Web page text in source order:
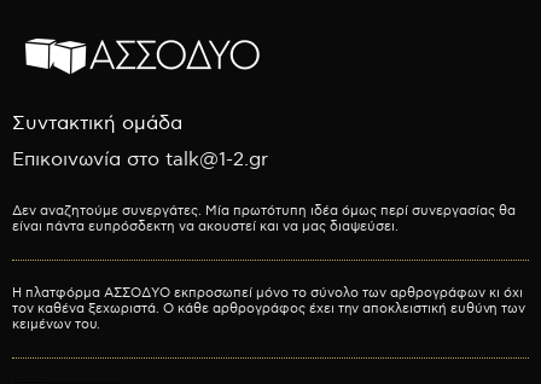
Συντακτική ομάδα
Επικοινωνία στο talk@1-2.gr
Δεν αναζητούμε συνεργάτες. Μία πρωτότυπη ιδέα όμως περί συνεργασίας θα
είναι πάντα ευπρόσδεκτη να ακουστεί και να μας διαψεύσει.
Η πλατφόρμα ΑΣΣΟΔΥΟ εκπροσωπεί μόνο το σύνολο των αρθρογράφων κι όχι
τον καθένα ξεχωριστά. Ο κάθε αρθρογράφος έχει την αποκλειστική ευθύνη των
κειμένων του.